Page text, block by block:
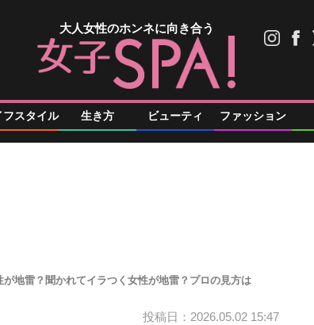
大人女性のホンネに向き合う
フスタイル 生き方 ビューティ ファッション
が地雷？聞かれてイラつく女性が地雷？プロの見方は
投稿日：2026.05.02 15:47